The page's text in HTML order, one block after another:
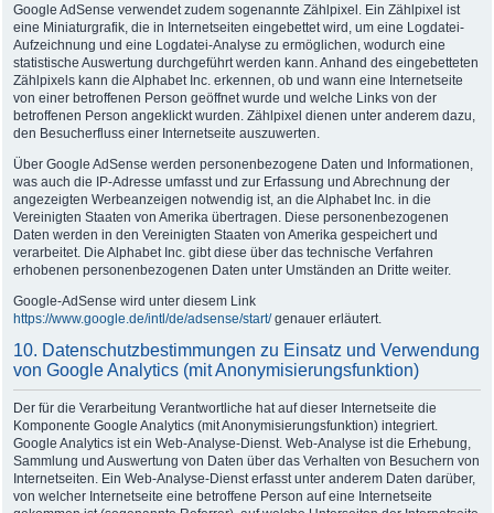
Google AdSense verwendet zudem sogenannte Zählpixel. Ein Zählpixel ist
eine Miniaturgrafik, die in Internetseiten eingebettet wird, um eine Logdatei-
Aufzeichnung und eine Logdatei-Analyse zu ermöglichen, wodurch eine
statistische Auswertung durchgeführt werden kann. Anhand des eingebetteten
Zählpixels kann die Alphabet Inc. erkennen, ob und wann eine Internetseite
von einer betroffenen Person geöffnet wurde und welche Links von der
betroffenen Person angeklickt wurden. Zählpixel dienen unter anderem dazu,
den Besucherfluss einer Internetseite auszuwerten.
Über Google AdSense werden personenbezogene Daten und Informationen,
was auch die IP-Adresse umfasst und zur Erfassung und Abrechnung der
angezeigten Werbeanzeigen notwendig ist, an die Alphabet Inc. in die
Vereinigten Staaten von Amerika übertragen. Diese personenbezogenen
Daten werden in den Vereinigten Staaten von Amerika gespeichert und
verarbeitet. Die Alphabet Inc. gibt diese über das technische Verfahren
erhobenen personenbezogenen Daten unter Umständen an Dritte weiter.
Google-AdSense wird unter diesem Link
https://www.google.de/intl/de/adsense/start/genauer erläutert.
10. Datenschutzbestimmungen zu Einsatz und Verwendung
von Google Analytics (mit Anonymisierungsfunktion)
Der für die Verarbeitung Verantwortliche hat auf dieser Internetseite die
Komponente Google Analytics (mit Anonymisierungsfunktion) integriert.
Google Analytics ist ein Web-Analyse-Dienst. Web-Analyse ist die Erhebung,
Sammlung und Auswertung von Daten über das Verhalten von Besuchern von
Internetseiten. Ein Web-Analyse-Dienst erfasst unter anderem Daten darüber,
von welcher Internetseite eine betroffene Person auf eine Internetseite